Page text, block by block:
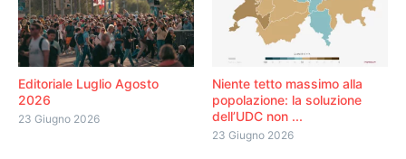
Editoriale Luglio Agosto
2026
23 Giugno 2026
Niente tetto massimo alla
popolazione: la soluzione
dell’UDC non ...
23 Giugno 2026